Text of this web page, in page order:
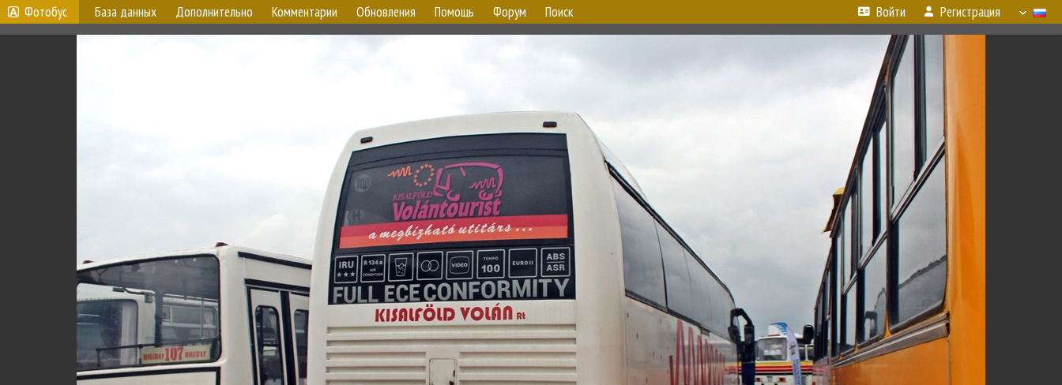
Фотобус База данных Дополнительно Комментарии Обновления Помощь Форум Поиск Войти Регистрация